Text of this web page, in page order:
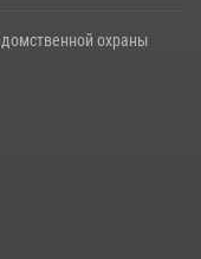
охраны